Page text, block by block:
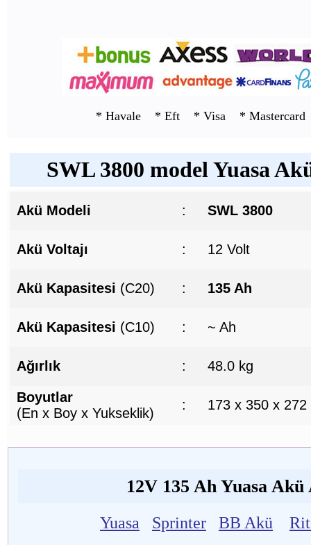
* Havale * Eft * Visa * Mastercard
SWL 3800 model Yuasa
Akü Modeli : SWL 3800
Akü Voltajı : 12 Volt
Akü Kapasitesi (C20) : 135 Ah
Akü Kapasitesi (C10) : ~ Ah
Ağırlık : 48.0 kg
Boyutlar
(En x Boy x Yukseklik)
: 173 x 350 x 272
12V 135 Ah Yuasa
Yuasa Sprinter BB Akü